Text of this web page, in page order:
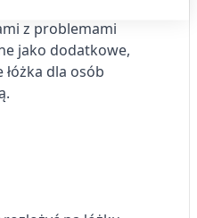
z problemami
jako dodatkowe,
łóżka dla osób
urządzeniu